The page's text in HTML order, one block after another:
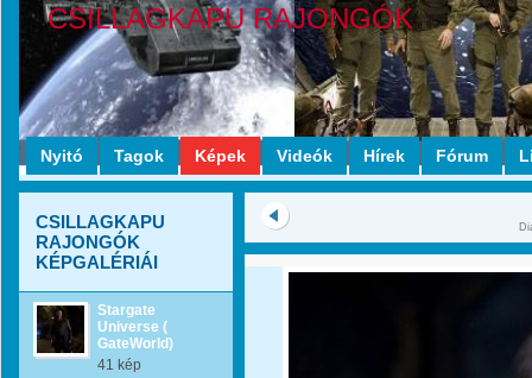
CSILLAGKAPU RAJONGÓK
Nyitó Tagok Képek Videók Hírek Fórum
CSILLAGKAPU
RAJONGÓK
KÉPGALÉRIÁI
Stargate
Universe (
GateWorld)
41 kép